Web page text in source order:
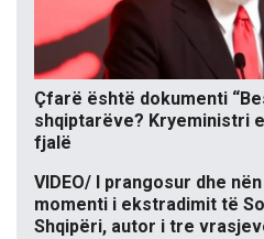
Çfarë është dokumenti
shqiptarëve? Kryeministri
fjalë
VIDEO/ I prangosur dhe
momenti i ekstradimit të
Shqipëri, autor i tre